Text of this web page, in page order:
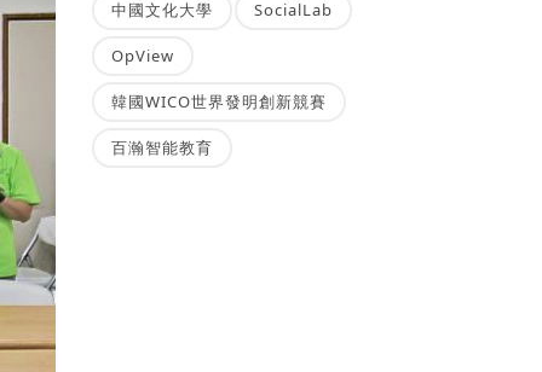
中國文化大學 SocialLab
OpView
韓國WICO世界發明創新競賽
百瀚智能教育